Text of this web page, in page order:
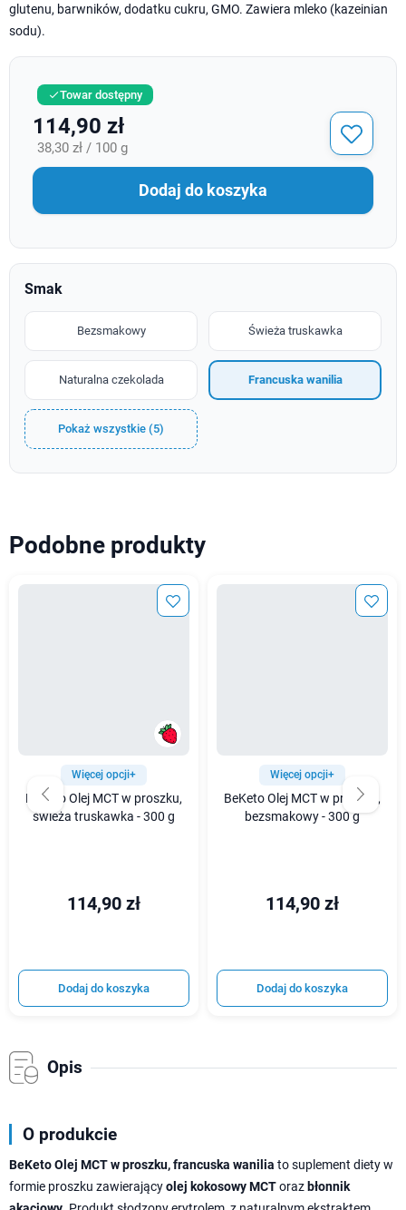
glutenu, barwników, dodatku cukru, GMO. Zawiera mleko (kazeinian
sodu).
Towar dostępny
114,90 zł
38,30 zł / 100 g
Dodaj do koszyka
Smak
Bezsmakowy Świeża truskawka
Naturalna czekolada Francuska wanilia
Pokaż wszystkie (5)
Podobne produkty
Więcej opcji+
BeKeto Olej MCT w proszku,
świeża truskawka - 300 g
114,90 zł
Dodaj do koszyka
Więcej opcji+
BeKeto Olej MCT w proszku,
bezsmakowy - 300 g
114,90 zł
Dodaj do koszyka
Opis
O produkcie
BeKeto Olej MCT w proszku, francuska wanilia to suplement diety w
formie proszku zawierającyolej kokosowy MCToraz błonnik